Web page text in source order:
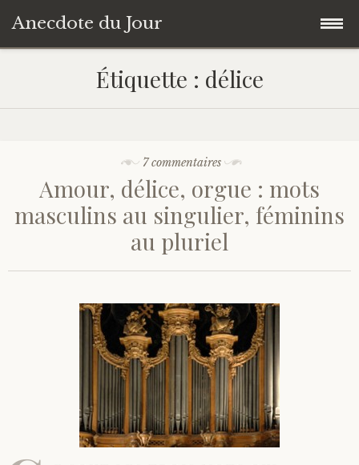
Anecdote du Jour
contenu
Livres de Culture Générale
Étiquette : délice
7 commentaires
Amour, délice, orgue : mots
masculins au singulier, féminins
au pluriel